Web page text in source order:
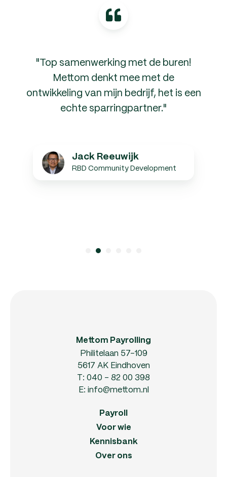
"Top samenwerking met de buren!
Mettom denkt mee met de
ontwikkeling van mijn bedrijf, het is een
echte sparringpartner."
Jack Reeuwijk
RBD Community Development
Jack
Reeuwijk
Mettom Payrolling
Philitelaan 57-109
5617 AK Eindhoven
T: 040 - 82 00 398
E: info@mettom.nl
Payroll
Voor wie
Kennisbank
Over ons